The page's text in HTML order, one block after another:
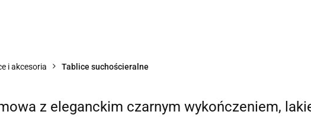
i akcesoria Tablice suchościeralne
z eleganckim czarnym wykończeniem,